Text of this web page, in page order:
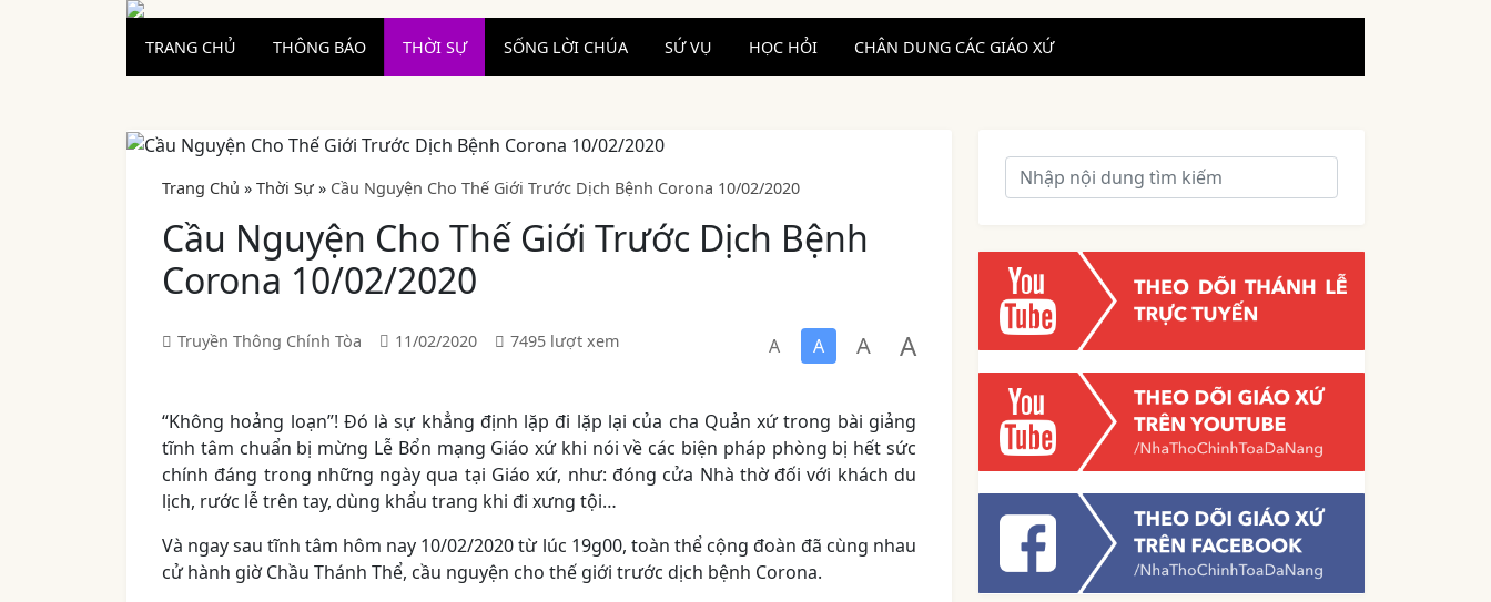
TRANG CHỦ THÔNG BÁO THỜI SỰ SỐNG LỜI CHÚA SỨ VỤ HỌC HỎI CHÂN DUNG CÁC GIÁO XỨ
Trang Chủ » Thời Sự » Cầu Nguyện Cho Thế Giới Trước Dịch Bệnh Corona 10/02/2020
Cầu Nguyện Cho Thế Giới Trước Dịch Bệnh
Corona 10/02/2020
Truyền Thông Chính Tòa 11/02/2020 7495 lượt xem A A A A
“Không hoảng loạn”! Đó là sự khẳng định lặp đi lặp lại của cha Quản xứ trong bài giảng
tĩnh tâm chuẩn bị mừng Lễ Bổn mạng Giáo xứ khi nói về các biện pháp phòng bị hết sức
chính đáng trong những ngày qua tại Giáo xứ, như: đóng cửa Nhà thờ đối với khách du
lịch, rước lễ trên tay, dùng khẩu trang khi đi xưng tội…
Và ngay sau tĩnh tâm hôm nay 10/02/2020 từ lúc 19g00, toàn thể cộng đoàn đã cùng nhau
cử hành giờ Chầu Thánh Thể, cầu nguyện cho thế giới trước dịch bệnh Corona.